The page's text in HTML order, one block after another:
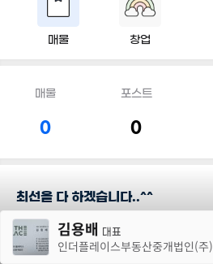
매물 창업
매물
0
포스트
0
최선을 다 하겠습니다..^^
담당지역김용배 대표
인더플레이스부동산중개법인(주)